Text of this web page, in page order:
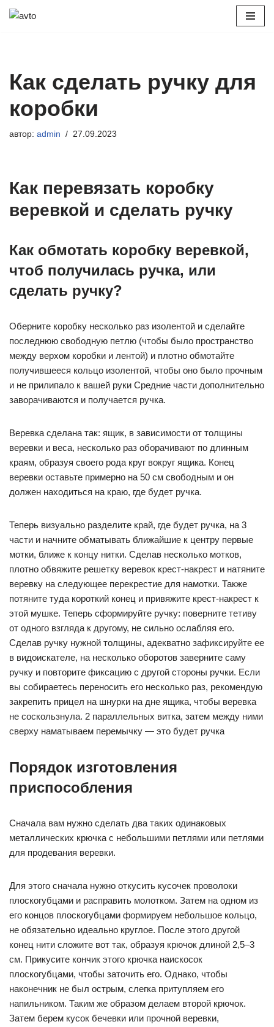
Как сделать ручку для
коробки
автор: admin 27.09.2023
Как перевязать коробку
веревкой и сделать ручку
Как обмотать коробку веревкой,
чтоб получилась ручка, или
сделать ручку?
Оберните коробку несколько раз изолентой и сделайте
последнюю свободную петлю (чтобы было пространство
между верхом коробки и лентой) и плотно обмотайте
получившееся кольцо изолентой, чтобы оно было прочным
и не прилипало к вашей руки Средние части дополнительно
заворачиваются и получается ручка.
Веревка сделана так: ящик, в зависимости от толщины
веревки и веса, несколько раз оборачивают по длинным
краям, образуя своего рода круг вокруг ящика. Конец
веревки оставьте примерно на 50 см свободным и он
должен находиться на краю, где будет ручка.
Теперь визуально разделите край, где будет ручка, на 3
части и начните обматывать ближайшие к центру первые
мотки, ближе к концу нитки. Сделав несколько мотков,
плотно обвяжите решетку веревок крест-накрест и натяните
веревку на следующее перекрестие для намотки. Также
потяните туда короткий конец и привяжите крест-накрест к
этой мушке. Теперь сформируйте ручку: поверните тетиву
от одного взгляда к другому, не сильно ослабляя его.
Сделав ручку нужной толщины, адекватно зафиксируйте ее
в видоискателе, на несколько оборотов заверните саму
ручку и повторите фиксацию с другой стороны ручки. Если
вы собираетесь переносить его несколько раз, рекомендую
закрепить прицел на шнурки на дне ящика, чтобы веревка
не соскользнула. 2 параллельных витка, затем между ними
сверху наматываем перемычку — это будет ручка
Порядок изготовления
приспособления
Сначала вам нужно сделать два таких одинаковых
металлических крючка с небольшими петлями или петлями
для продевания веревки.
Для этого сначала нужно откусить кусочек проволоки
плоскогубцами и расправить молотком. Затем на одном из
его концов плоскогубцами формируем небольшое кольцо,
не обязательно идеально круглое. После этого другой
конец нити сложите вот так, образуя крючок длиной 2,5–3
см. Прикусите кончик этого крючка наискосок
плоскогубцами, чтобы заточить его. Однако, чтобы
наконечник не был острым, слегка притупляем его
напильником. Таким же образом делаем второй крючок.
Затем берем кусок бечевки или прочной веревки,